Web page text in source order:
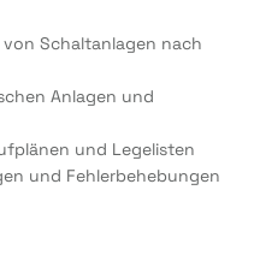
Schaltanlagen nach
Anlagen und
und Legelisten
und Fehlerbehebungen